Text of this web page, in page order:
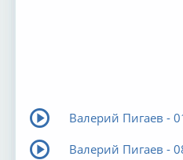
Валерий Пигаев -
Валерий Пигаев -